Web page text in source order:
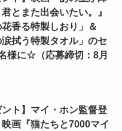
とまた出会いたい。』
花香る特製しおり」＆
涙拭う特製タオル」のセ
様に☆（応募締切：8月
ント】マイ・ホン監督登
画『猫たちと7000マイ